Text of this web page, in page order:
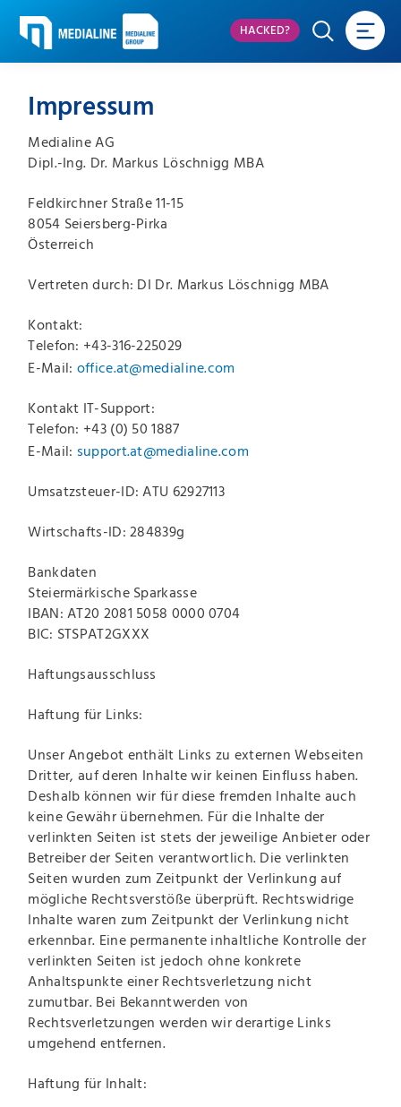
HACKED?
Impressum
Medialine AG
Dipl.-Ing. Dr. Markus Löschnigg MBA
Feldkirchner Straße 11-15
8054 Seiersberg-Pirka
Österreich
Vertreten durch: DI Dr. Markus Löschnigg MBA
Kontakt:
Telefon: +43-316-225029
E-Mail: office.at@medialine.com
Kontakt IT-Support:
Telefon: +43 (0) 50 1887
E-Mail: support.at@medialine.com
Umsatzsteuer-ID: ATU 62927113
Wirtschafts-ID: 284839g
Bankdaten
Steiermärkische Sparkasse
IBAN: AT20 2081 5058 0000 0704
BIC: STSPAT2GXXX
Haftungsausschluss
Haftung für Links:
Unser Angebot enthält Links zu externen Webseiten
Dritter, auf deren Inhalte wir keinen Einfluss haben.
Deshalb können wir für diese fremden Inhalte auch
keine Gewähr übernehmen. Für die Inhalte der
verlinkten Seiten ist stets der jeweilige Anbieter oder
Betreiber der Seiten verantwortlich. Die verlinkten
Seiten wurden zum Zeitpunkt der Verlinkung auf
mögliche Rechtsverstöße überprüft. Rechtswidrige
Inhalte waren zum Zeitpunkt der Verlinkung nicht
erkennbar. Eine permanente inhaltliche Kontrolle der
verlinkten Seiten ist jedoch ohne konkrete
Anhaltspunkte einer Rechtsverletzung nicht
zumutbar. Bei Bekanntwerden von
Rechtsverletzungen werden wir derartige Links
umgehend entfernen.
Haftung für Inhalt: